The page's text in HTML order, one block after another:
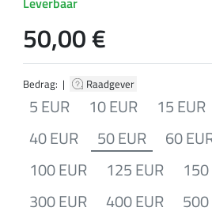
Bedrag: | Raadgever
5 EUR 10 EUR 15 EUR
40 EUR
50 EUR 60
100 EUR
125 EUR
300 EUR
400 EUR 500
50,00 €